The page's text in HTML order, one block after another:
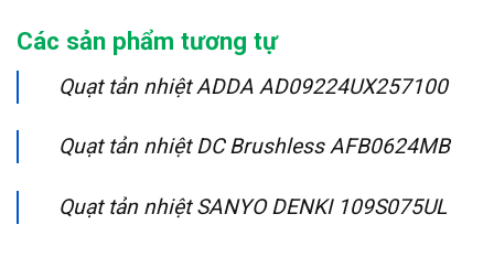
Các sản phẩm tương tự
Quạt tản nhiệt ADDA AD09224UX257100
Quạt tản nhiệt DC Brushless AFB0624MB
Quạt tản nhiệt SANYO DENKI 109S075UL